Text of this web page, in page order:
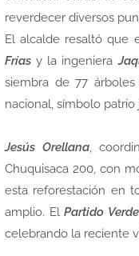
reverdecer diversos
El alcalde resaltó que
Frías y la ingeniera
siembra de 77
nacional, símbolo
Jesús Orellana,
Chuquisaca 200, con
esta reforestación en
amplio. ElPartido Verde
celebrando la reciente